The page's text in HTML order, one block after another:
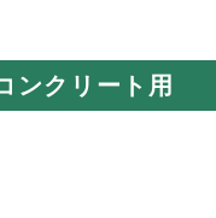
ンクリート用